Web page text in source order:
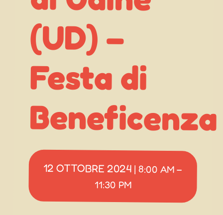
(UD) –
Beneficenza
12 OTTOBRE 2024 | 8:00 AM –
11:30 PM